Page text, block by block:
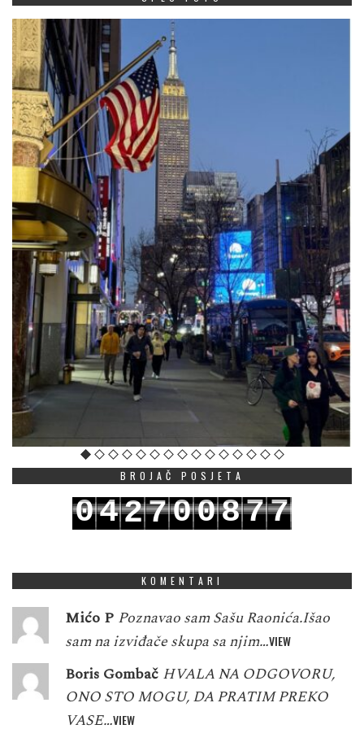
BROJAČ POSJETA
042700877
KOMENTARI
Mićo P Poznavao sam Sašu Raonića.Išao
sam na izviđače skupa sa njim…VIEW
Boris Gombač HVALA NA ODGOVORU,
ONO STO MOGU, DA PRATIM PREKO
VASE…VIEW